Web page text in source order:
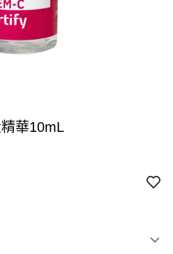
華10mL